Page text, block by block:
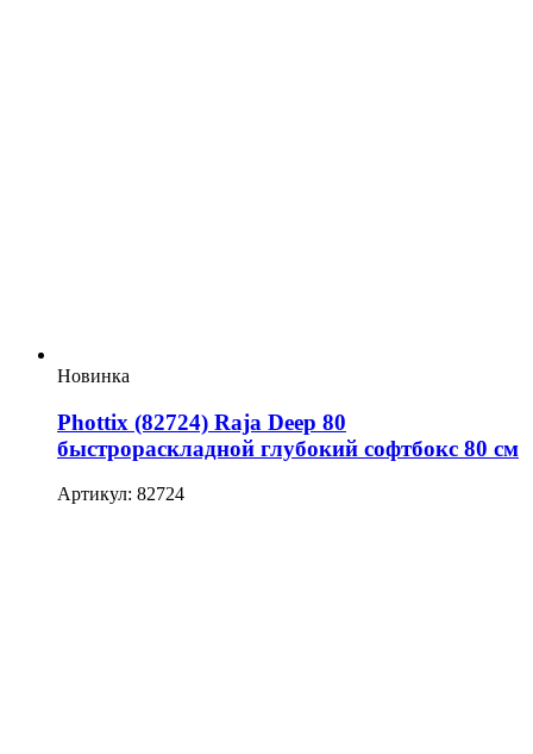
Новинка
Phottix (82724) Raja Deep 80
быстрораскладной глубокий софтбокс 80 см
Артикул: 82724